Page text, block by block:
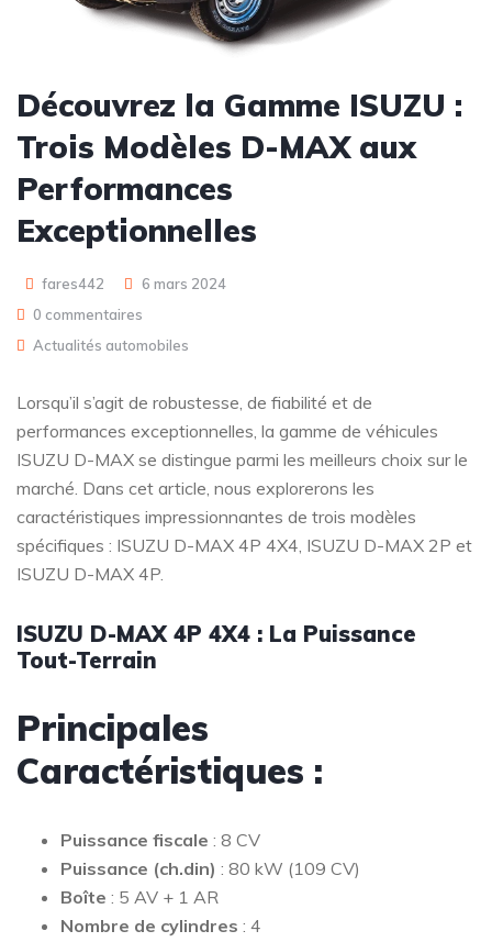
Découvrez la Gamme ISUZU :
Trois Modèles D-MAX aux
Performances
Exceptionnelles
fares442
6 mars 2024
0 commentaires
Actualités automobiles
Lorsqu’il s’agit de robustesse, de fiabilité et de
performances exceptionnelles, la gamme de véhicules
ISUZU D-MAX se distingue parmi les meilleurs choix sur le
marché. Dans cet article, nous explorerons les
caractéristiques impressionnantes de trois modèles
spécifiques : ISUZU D-MAX 4P 4X4, ISUZU D-MAX 2P et
ISUZU D-MAX 4P.
ISUZU D-MAX 4P 4X4 : La Puissance
Tout-Terrain
Principales
Caractéristiques :
Puissance fiscale : 8 CV
Puissance (ch.din) : 80 kW (109 CV)
Boîte : 5 AV + 1 AR
Nombre de cylindres : 4